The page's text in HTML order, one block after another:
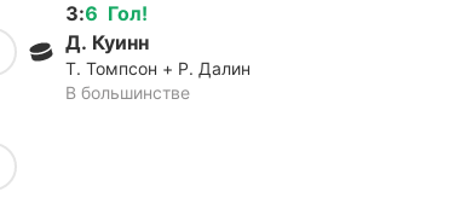
Гол!
3:6
Д. Куинн
Т. Томпсон + Р. Далин
В большинстве